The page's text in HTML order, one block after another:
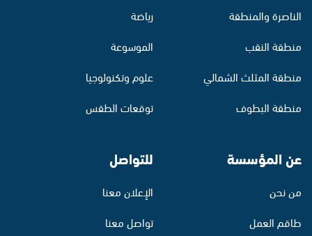
الناصرة والمنطقة
منطقة النقب
منطقة المثلث الشمالي
منطقة البطوف
رياضة
الموسوعة
علوم وتكنولوجيا
توقعات الطقس
عن المؤسسة
من نحن
طاقم العمل
للتواصل
الإعلان معنا
تواصل معنا